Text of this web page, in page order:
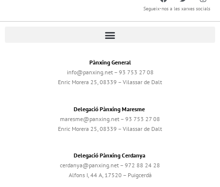
Segueix-nos a les xarxes socials
Pànxing General
info@panxing.net – 93 753 27 08
Enric Morera 25, 08339 – Vilassar de Dalt
Delegació Pànxing Maresme
maresme@panxing.net – 93 753 27 08
Enric Morera 25, 08339 – Vilassar de Dalt
Delegació Pànxing Cerdanya
cerdanya@panxing.net – 972 88 24 28
Alfons I, 44 A, 17520 – Puigcerdà